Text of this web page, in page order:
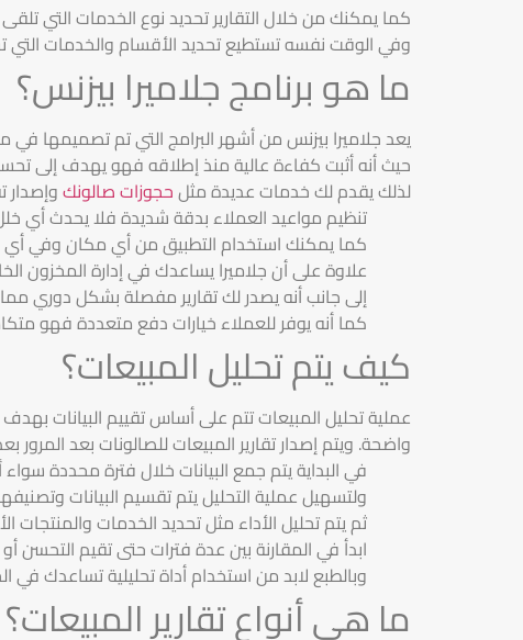
كما يمكنك من خلال التقارير تحديد نوع الخدمات التي
وفي الوقت نفسه تستطيع تحديد الأقسام والخدمات التي
ما هو برنامج جلاميرا بيزنس؟
يعد جلاميرا بيزنس من أشهر البرامج التي تم تصميمها في
حيث أنه أثبت كفاءة عالية منذ إطلاقه فهو يهدف إلى
لذلك يقدم لك خدمات عديدة مثلحجوزات صالونكوإصدار
تنظيم مواعيد العملاء بدقة شديدة فلا يحدث أي
كما يمكنك استخدام التطبيق من أي مكان وفي أي
علاوة على أن جلاميرا يساعدك في إدارة المخزون
إلى جانب أنه يصدر لك تقارير مفصلة بشكل دوري
كما أنه يوفر للعملاء خيارات دفع متعددة فهو
كيف يتم تحليل المبيعات؟
عملية تحليل المبيعات تتم على أساس تقييم البيانات
واضحة. ويتم إصدار تقارير المبيعات للصالونات بعد
في البداية يتم جمع البيانات خلال فترة محددة
ولتسهيل عملية التحليل يتم تقسيم البيانات
ثم يتم تحليل الأداء مثل تحديد الخدمات والمنتجات
ابدأ في المقارنة بين عدة فترات حتى تقيم التحسن
وبالطبع لابد من استخدام أداة تحليلية تساعدك
ما هي أنواع تقارير المبيعات؟